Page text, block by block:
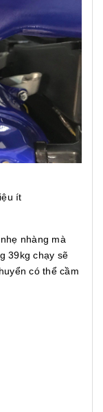
ít
nhàng mà
39kg chạy sẽ
có thể cầm